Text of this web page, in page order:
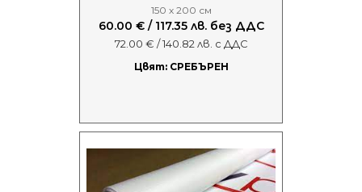
150 х 200 см
60.00 € / 117.35 лв. без ДДС
72.00 € / 140.82 лв. с ДДС
Цвят: СРЕБЪРЕН